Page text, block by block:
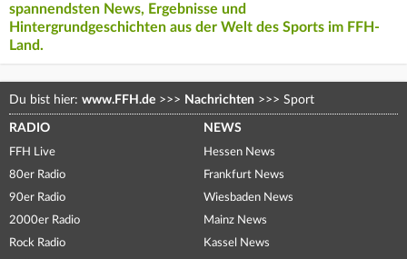
spannendsten News, Ergebnisse und
Hintergrundgeschichten aus der Welt des Sports im FFH-
Land.
Du bist hier: www.FFH.de >>> Nachrichten >>> Sport
RADIO
FFH Live
80er Radio
90er Radio
2000er Radio
Rock Radio
NEWS
Hessen News
Frankfurt News
Wiesbaden News
Mainz News
Kassel News